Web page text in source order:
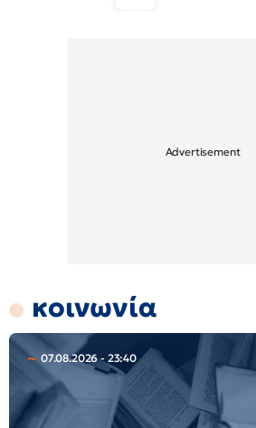
κοινωνία
07.08.2026 - 23:40